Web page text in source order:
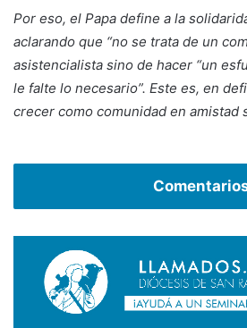
Por eso, el Papa define a la
aclarando que “no se trata de un
asistencialista sino de hacer “un
le falte lo necesario”. Este es, en
crecer como comunidad en amistad